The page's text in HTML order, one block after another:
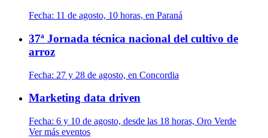
Fecha: 11 de agosto, 10 horas, en Paraná
37ª Jornada técnica nacional del cultivo de
arroz
Fecha: 27 y 28 de agosto, en Concordia
Marketing data driven
Fecha: 6 y 10 de agosto, desde las 18 horas, Oro Verde
Ver más eventos